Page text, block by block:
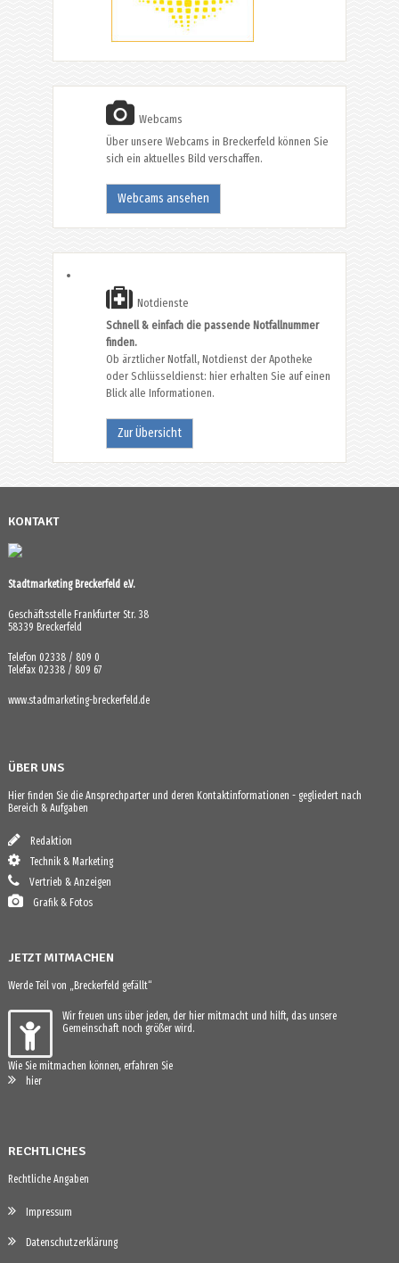
Webcams
Über unsere Webcams in Breckerfeld können Sie
sich ein aktuelles Bild verschaffen.
Webcams ansehen
Notdienste
Schnell & einfach die passende Notfallnummer
finden.
Ob ärztlicher Notfall, Notdienst der Apotheke
oder Schlüsseldienst: hier erhalten Sie auf einen
Blick alle Informationen.
Zur Übersicht
KONTAKT
Stadtmarketing Breckerfeld e.V.
Geschäftsstelle Frankfurter Str. 38
58339 Breckerfeld
Telefon 02338 / 809 0
Telefax 02338 / 809 67
www.stadmarketing-breckerfeld.de
ÜBER UNS
Hier finden Sie die Ansprechparter und deren Kontaktinformationen - gegliedert nach
Bereich & Aufgaben
Redaktion
Technik & Marketing
Vertrieb & Anzeigen
Grafik & Fotos
JETZT MITMACHEN
Werde Teil von „Breckerfeld gefällt“
Wir freuen uns über jeden, der hier mitmacht und hilft, das unsere
Gemeinschaft noch größer wird.
Wie Sie mitmachen können, erfahren Sie
hier
RECHTLICHES
Rechtliche Angaben
Impressum
Datenschutzerklärung